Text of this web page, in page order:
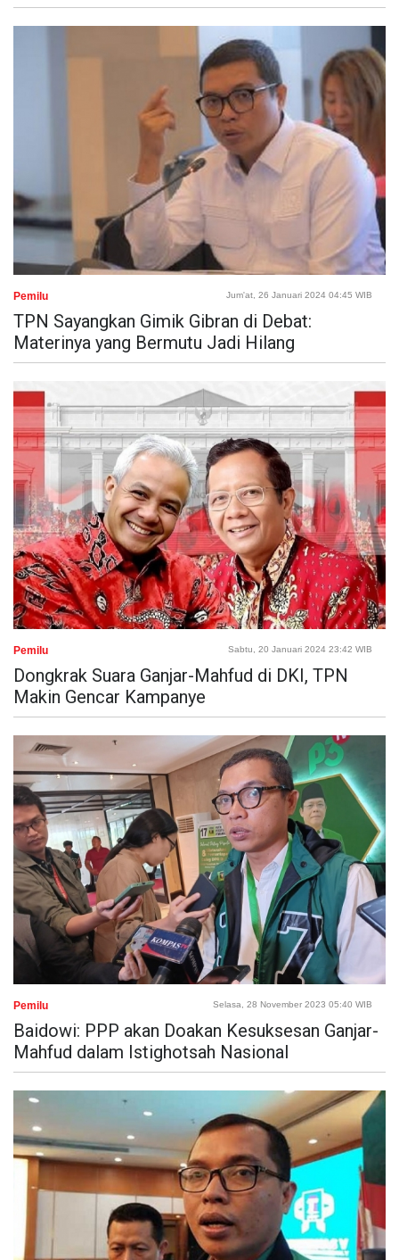
Pemilu Jum'at, 26 Januari 2024 04:45 WIB
TPN Sayangkan Gimik Gibran di Debat:
Materinya yang Bermutu Jadi Hilang
Pemilu Sabtu, 20 Januari 2024 23:42 WIB
Dongkrak Suara Ganjar-Mahfud di DKI, TPN
Makin Gencar Kampanye
Pemilu Selasa, 28 November 2023 05:40 WIB
Baidowi: PPP akan Doakan Kesuksesan Ganjar-
Mahfud dalam Istighotsah Nasional